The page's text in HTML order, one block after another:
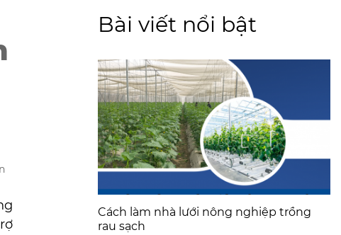
Bài viết nổi bật
Cách làm nhà lưới nông nghiệp trồng
rau sạch